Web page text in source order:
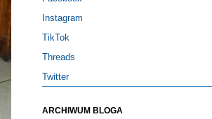
Instagram
TikTok
Threads
Twitter
ARCHIWUM BLOGA